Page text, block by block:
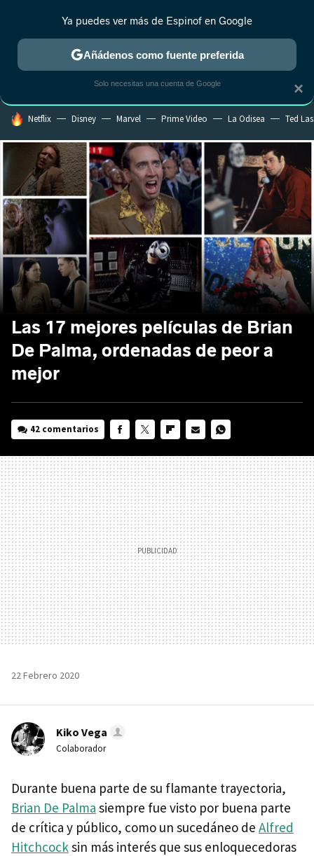
MENÚ NUEVO
ESTRENOS REALITY ANIME RANKINGS CINE
HOY SE HABLA DE
Netflix Disney Marvel Prime Video La Odisea Ted
Las 17 mejores películas de Brian
De Palma, ordenadas de peor a
mejor
42 comentarios
MAIL
22 Febrero 2020
Kiko Vega
Colaborador
Durante buena parte de su flamante trayectoria,
Brian De Palma siempre fue visto por buena parte
de crítica y público, como un sucedáneo de Alfred
Hitchcocksin más interés que sus enloquecedoras
×
Ya puedes ver más de Espinof en Google
Añádenos como fuente preferida
Solo necesitas una cuenta de Google